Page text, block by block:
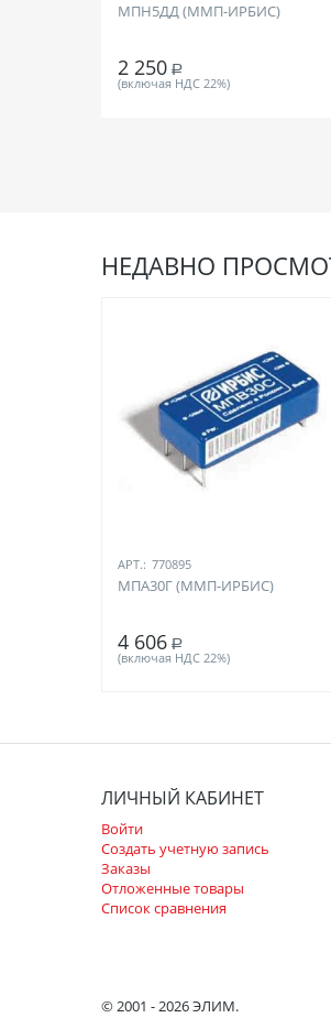
МПН5ДД (ММП-ИРБИС)
2 250 Р
(включая НДС 22%)
НЕДАВНО
АРТ.: 770895
МПА30Г (ММП-ИРБИС)
4 606 Р
(включая НДС 22%)
ЛИЧНЫЙ КАБИНЕТ
Войти
Создать учетную запись
Заказы
Отложенные товары
Список сравнения
© 2001 - 2026 ЭЛИМ.